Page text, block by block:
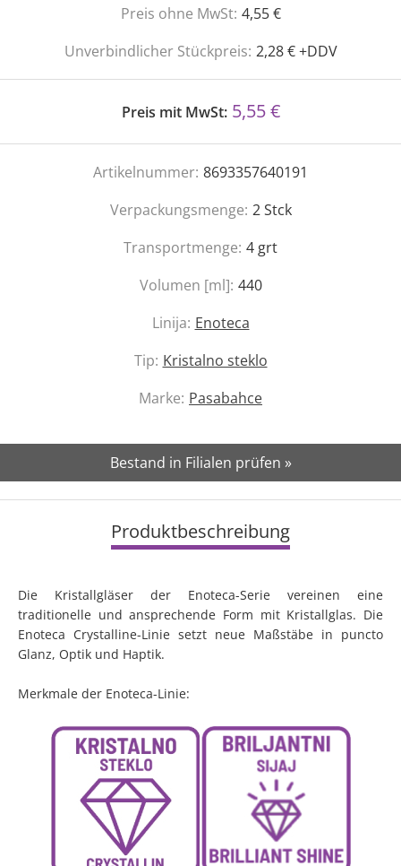
Preis ohne MwSt: 4,55 €
Unverbindlicher Stückpreis: 2,28 € +DDV
Preis mit MwSt: 5,55 €
Artikelnummer: 8693357640191
Verpackungsmenge: 2Stck
Transportmenge: 4 grt
Volumen [ml]: 440
Linija: Enoteca
Tip: Kristalno steklo
Marke: Pasabahce
Bestand in Filialen prüfen »
Produktbeschreibung
Die Kristallgläser der Enoteca-Serie vereinen eine
traditionelle und ansprechende Form mit Kristallglas. Die
Enoteca Crystalline-Linie setzt neue Maßstäbe in puncto
Glanz, Optik und Haptik.
Merkmale der Enoteca-Linie: